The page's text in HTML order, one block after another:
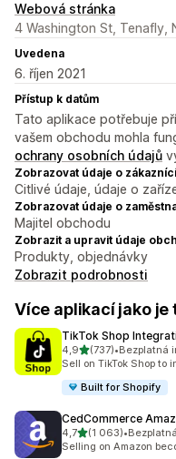
Webová stránka
4 Washington St, Tenafly,
Uvedena
6. říjen 2021
Přístup k datům
Tato aplikace potřebuje
vašem obchodu mohla
ochrany osobních údajů
Zobrazovat údaje o
Citlivé údaje, údaje o
Zobrazovat údaje o
Majitel obchodu
Zobrazit a upravit údaje
Produkty, objednávky
Zobrazit podrobnosti
Více aplikací jako je
TikTok Shop
4,9z 5 hvězd
(737)
Celkový počet recenzí:
•Bezplatná
Sell on TikTok Shop to
Built for Shopify
CedCommerce
4,7z 5 hvězd
(1 063)
Celkový počet recenzí:
•
Selling on Amazon